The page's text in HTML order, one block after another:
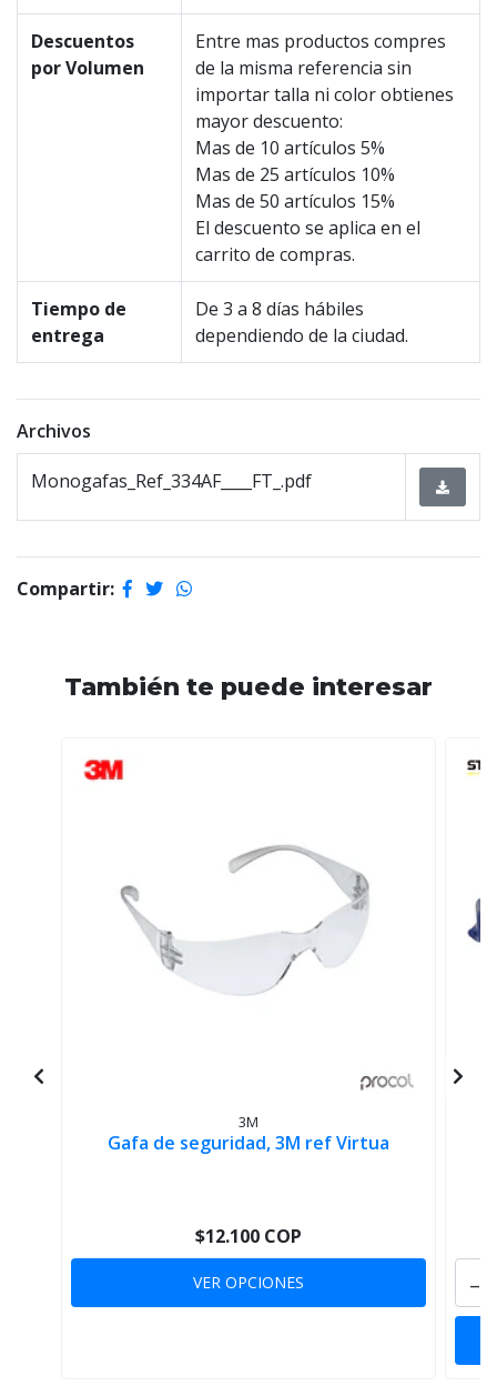
Descuentos
por Volumen
Entre mas productos compres
de la misma referencia sin
importar talla ni color obtienes
mayor descuento:
Mas de 10 artículos 5%
Mas de 25 artículos 10%
Mas de 50 artículos 15%
El descuento se aplica en el
carrito de compras.
Tiempo de
entrega
De 3 a 8 días hábiles
dependiendo de la ciudad.
Archivos
Monogafas_Ref_334AF____FT_.pdf
Compartir:
También te puede interesar
3M
Gafa de seguridad, 3M ref Virtua
$12.100 COP
VER OPCIONES -